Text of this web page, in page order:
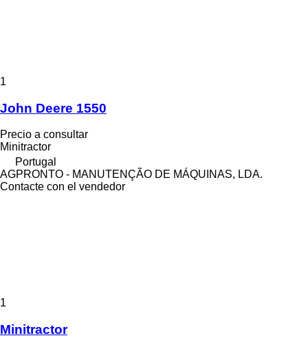
1
John Deere 1550
Precio a consultar
Minitractor
Portugal
AGPRONTO - MANUTENÇÃO DE MÁQUINAS, LDA.
Contacte con el vendedor
1
Minitractor